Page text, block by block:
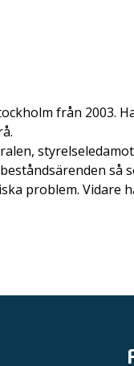
från 2003.
så
problem. Vidare